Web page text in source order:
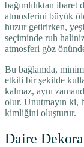
bağımlılıktan
atmosferini büyük
huzur getirirken,
seçiminde ruh
atmosferi göz
Bu bağlamda,
etkili bir şekilde
kalmaz, aynı
olur. Unutmayın ki,
kimliğini oluşturur.
Daire